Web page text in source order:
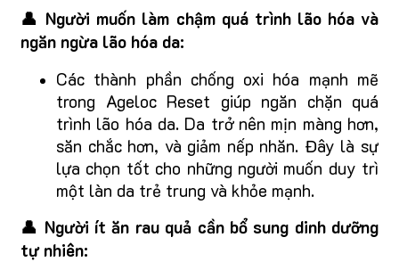
👤 Người muốn làm chậm quá trình lão hóa và
ngăn ngừa lão hóa da:
Các thành phần chống oxi hóa mạnh mẽ
trong Ageloc Reset giúp ngăn chặn quá
trình lão hóa da. Da trở nên mịn màng hơn,
săn chắc hơn, và giảm nếp nhăn. Đây là sự
lựa chọn tốt cho những người muốn duy trì
một làn da trẻ trung và khỏe mạnh.
👤 Người ít ăn rau quả cần bổ sung dinh dưỡng
tự nhiên: